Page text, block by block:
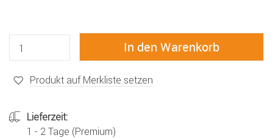
Produkt auf Merkliste setzen
Lieferzeit:
1 - 2 Tage (Premium)